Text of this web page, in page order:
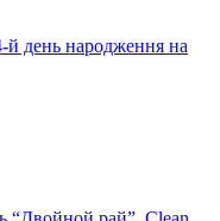
й день народження на